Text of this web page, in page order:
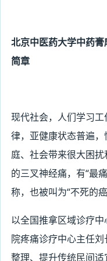
北京中医药大学中药
简章
现代社会，人们学习
律，亚健康状态普遍
庭、社会带来很大困
的三叉神经痛，有“最
称，也被叫为“不死的
以全国推拿区域诊疗
院疼痛诊疗中心主任刘
整理、提升传统民间适